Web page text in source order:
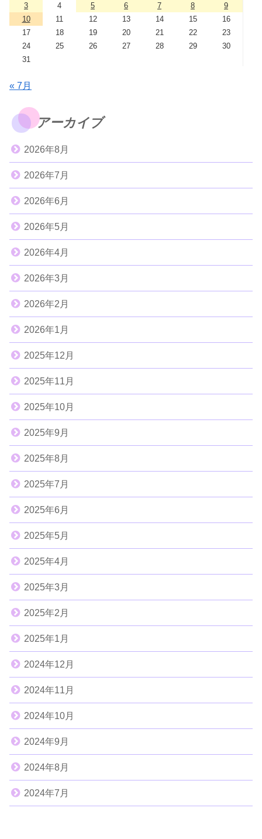
3
4 5 6 7 8
9
10
11 12 13 14 15
16
17
18 19 20 21 22
23
24
25 26 27 28 29
30
31
« 7月
アーカイブ
2026年8月
2026年7月
2026年6月
2026年5月
2026年4月
2026年3月
2026年2月
2026年1月
2025年12月
2025年11月
2025年10月
2025年9月
2025年8月
2025年7月
2025年6月
2025年5月
2025年4月
2025年3月
2025年2月
2025年1月
2024年12月
2024年11月
2024年10月
2024年9月
2024年8月
2024年7月